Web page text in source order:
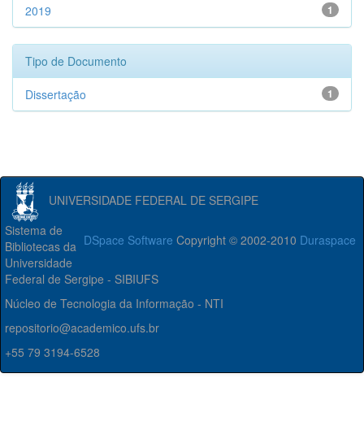
1
2019
Tipo de Documento
1
Dissertação
UNIVERSIDADE FEDERAL DE SERGIPE
DSpace Software Copyright © 2002-2010 Duraspace
Sistema de
Bibliotecas da
Universidade
Federal de Sergipe - SIBIUFS
Núcleo de Tecnologia da Informação - NTI
repositorio@academico.ufs.br
+55 79 3194-6528